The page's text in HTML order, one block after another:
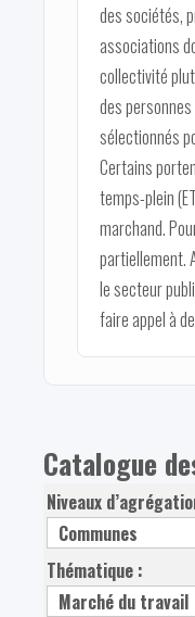
des sociétés,
associations
collectivité
des
sélectionnés
Certains
temps-plein
marchand.
partiellement.
le secteur
faire appel à
Catalogue
Niveaux
Thématique :